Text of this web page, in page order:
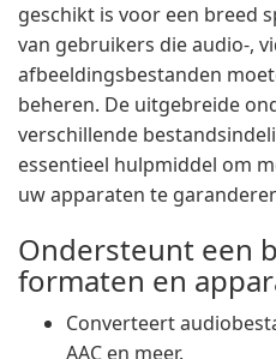
geschikt is voor een breed
van gebruikers die audio-,
afbeeldingsbestanden
beheren. De uitgebreide
verschillende
essentieel hulpmiddel om
uw apparaten te
Ondersteunt een
formaten en
Converteert
AAC en meer.